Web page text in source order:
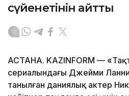
сүйенетінін айтты
АСТАНА. KAZINFORM —
сериалындағы Джейми
танылған даниялық актер